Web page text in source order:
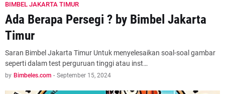
BIMBEL JAKARTA TIMUR
Ada Berapa Persegi ? by Bimbel Jakarta
Timur
Saran Bimbel Jakarta Timur Untuk menyelesaikan soal-soal gambar
seperti dalam test perguruan tinggi atau inst…
by Bimbeles.com - September 15, 2024